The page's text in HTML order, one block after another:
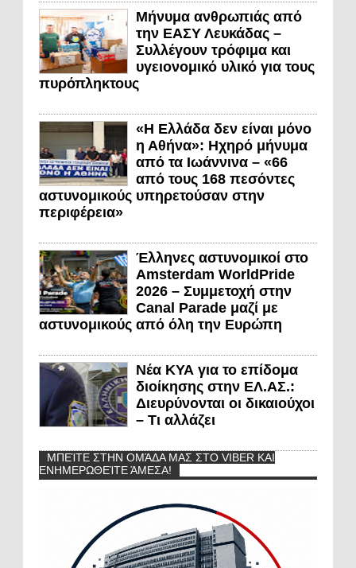
Μήνυμα ανθρωπιάς από
την ΕΑΣΥ Λευκάδας –
Συλλέγουν τρόφιμα και
υγειονομικό υλικό για τους
πυρόπληκτους
«Η Ελλάδα δεν είναι μόνο
η Αθήνα»: Ηχηρό μήνυμα
από τα Ιωάννινα – «66
από τους 168 πεσόντες
αστυνομικούς υπηρετούσαν στην
περιφέρεια»
Έλληνες αστυνομικοί στο
Amsterdam WorldPride
2026 – Συμμετοχή στην
Canal Parade μαζί με
αστυνομικούς από όλη την Ευρώπη
Νέα ΚΥΑ για το επίδομα
διοίκησης στην ΕΛ.ΑΣ.:
Διευρύνονται οι δικαιούχοι
– Τι αλλάζει
ΜΠΕΊΤΕ ΣΤΗΝ ΟΜΆΔΑ ΜΑΣ ΣΤΟ VIBER ΚΑΙ
ΕΝΗΜΕΡΩΘΕΊΤΕ ΆΜΕΣΑ!